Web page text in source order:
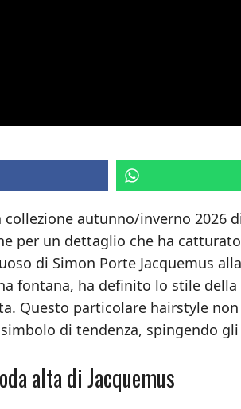
autunno/inverno 2026
per un dettaglio che ha
di Simon Porte Jacquemus
fontana, ha definito lo stile
Questo particolare hairstyle
di tendenza, spingendo
alta di Jacquemus